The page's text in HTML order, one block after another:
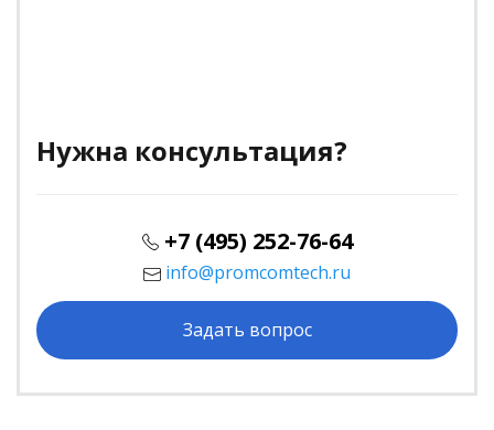
Нужна консультация?
+7 (495) 252-76-64
info@promcomtech.ru
Задать вопрос